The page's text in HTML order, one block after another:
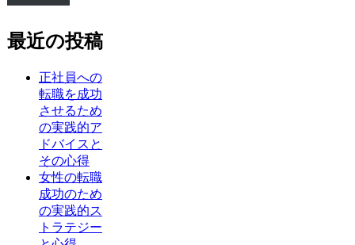
最近の投稿
正社員への
転職を成功
させるため
の実践的ア
ドバイスと
その心得
女性の転職
成功のため
の実践的ス
トラテジー